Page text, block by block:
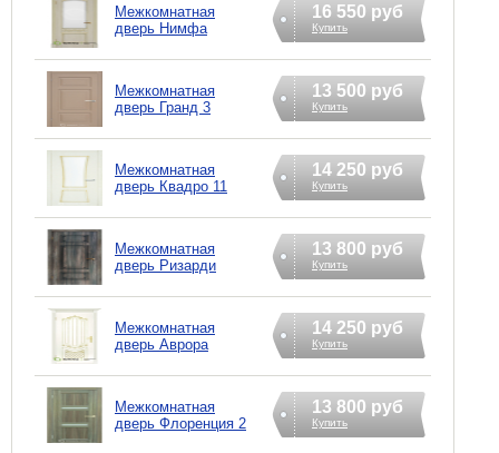
Межкомнатная
дверь Нимфа
16 550 руб
Купить
Межкомнатная
дверь Гранд 3
13 500 руб
Купить
Межкомнатная
дверь Квадро 11
14 250 руб
Купить
Межкомнатная
дверь Ризарди
13 800 руб
Купить
Межкомнатная
дверь Аврора
14 250 руб
Купить
Межкомнатная
дверь Флоренция 2
13 800 руб
Купить